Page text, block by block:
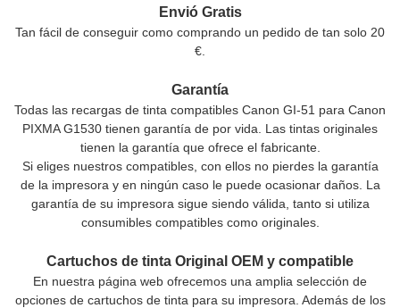
Envió Gratis
Tan fácil de conseguir como comprando un pedido de tan solo 20
€.
Garantía
Todas las recargas de tinta compatibles Canon GI-51 para Canon
PIXMA G1530 tienen garantía de por vida. Las tintas originales
tienen la garantía que ofrece el fabricante.
Si eliges nuestros compatibles, con ellos no pierdes la garantía
de la impresora y en ningún caso le puede ocasionar daños. La
garantía de su impresora sigue siendo válida, tanto si utiliza
consumibles compatibles como originales.
Cartuchos de tinta Original OEM y compatible
En nuestra página web ofrecemos una amplia selección de
opciones de cartuchos de tinta para su impresora. Además de los